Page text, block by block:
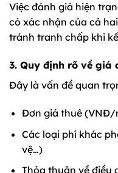
Việc đánh giá hiện
có xác nhận của cả
tránh tranh chấp khi
3. Quy định rõ về giá
Đây là vấn đề quan
Đơn giá thuê
Các loại phí khác
vệ…)
Thỏa thuận về điều